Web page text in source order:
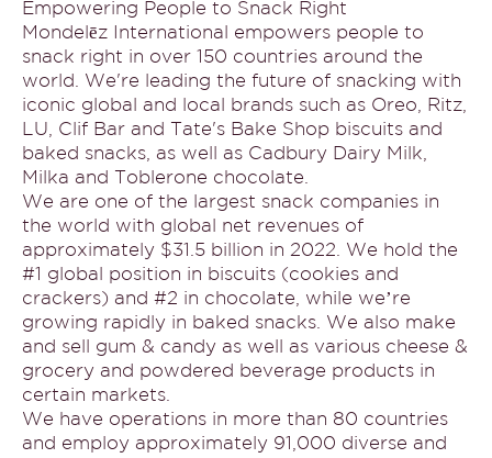
Empowering People to Snack Right
Mondelēz International empowers people to
snack right in over 150 countries around the
world. We're leading the future of snacking with
iconic global and local brands such as Oreo, Ritz,
LU, Clif Bar and Tate's Bake Shop biscuits and
baked snacks, as well as Cadbury Dairy Milk,
Milka and Toblerone chocolate.
We are one of the largest snack companies in
the world with global net revenues of
approximately $31.5 billion in 2022. We hold the
#1 global position in biscuits (cookies and
crackers) and #2 in chocolate, while we’re
growing rapidly in baked snacks. We also make
and sell gum & candy as well as various cheese &
grocery and powdered beverage products in
certain markets.
We have operations in more than 80 countries
and employ approximately 91,000 diverse and